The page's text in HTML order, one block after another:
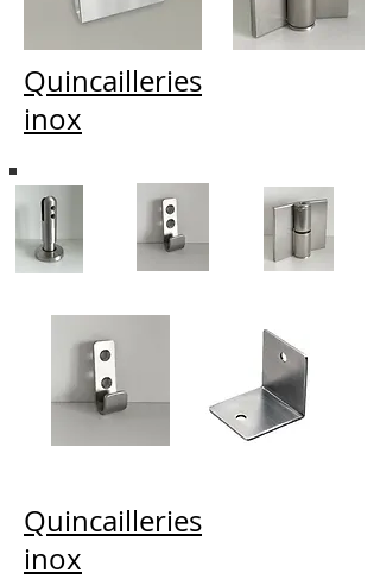
Quincailleries
inox
Quincailleries
inox